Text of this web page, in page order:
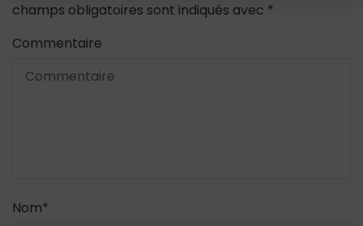
champs obligatoires sont indiqués avec *
Commentaire
Nom*